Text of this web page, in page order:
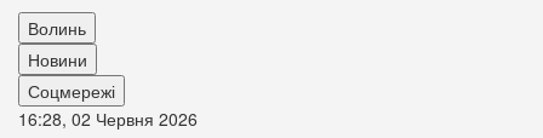
Волинь
Новини
Соцмережі
16:28, 02 Червня 2026